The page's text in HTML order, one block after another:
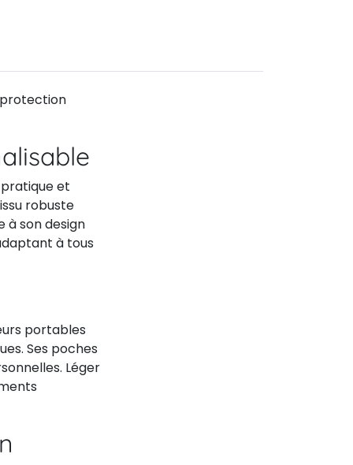
et
robuste
à son design
à tous
portables
Ses poches
Léger